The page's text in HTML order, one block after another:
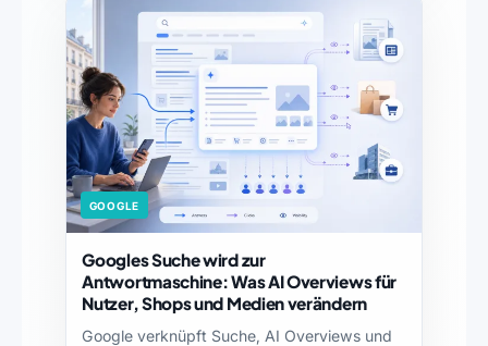
GOOGLE
Googles Suche wird zur
Antwortmaschine: Was AI Overviews für
Nutzer, Shops und Medien verändern
Google verknüpft Suche, AI Overviews und